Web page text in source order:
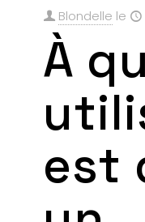
Blondelle le
À
est